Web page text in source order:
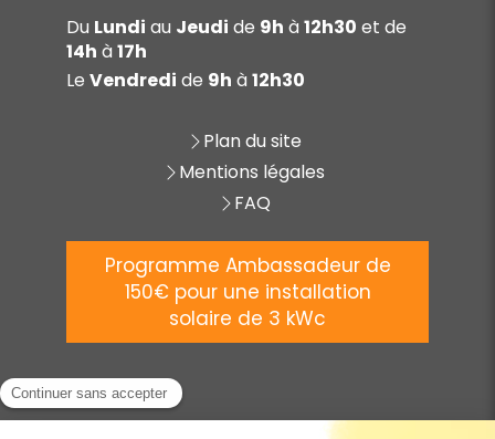
Du Lundi au Jeudi de 9h à12h30 et de
14h à17h
Le Vendredi de 9h à12h30
Plan du site
Mentions légales
FAQ
Programme Ambassadeur de
150€ pour une installation
solaire de 3 kWc